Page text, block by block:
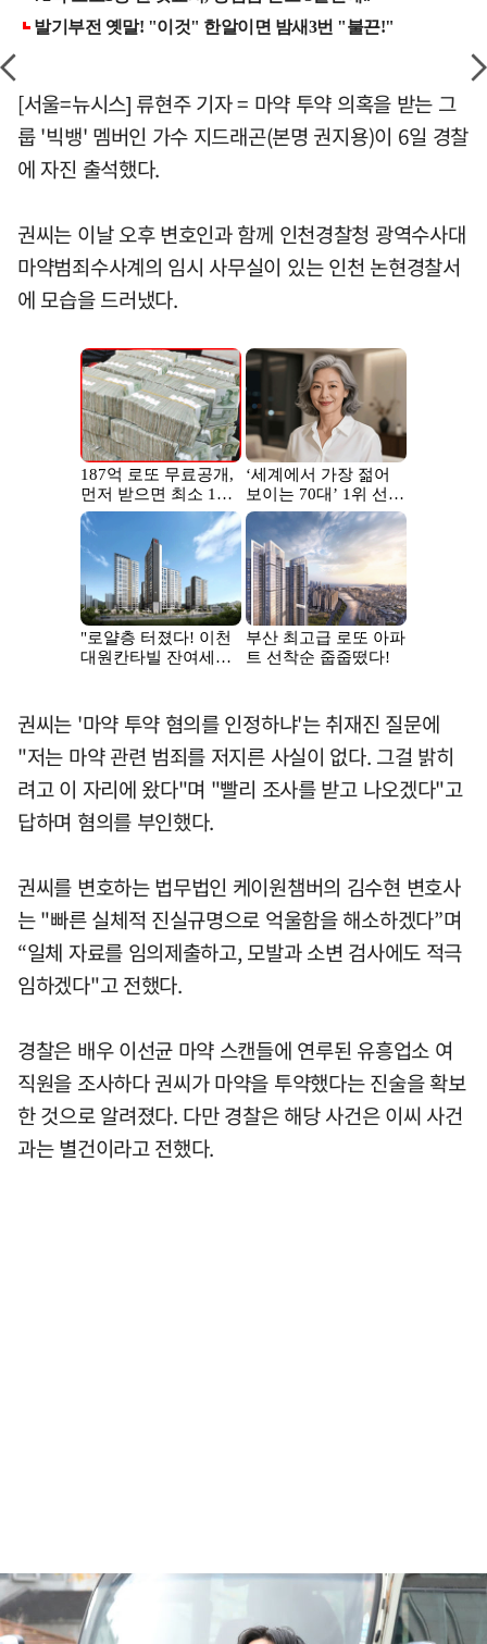
[서울=뉴시스] 류현주 기자 = 마약 투약 의혹을 받는 그
룹 '빅뱅' 멤버인 가수 지드래곤(본명 권지용)이 6일 경찰
에 자진 출석했다.
권씨는 이날 오후 변호인과 함께 인천경찰청 광역수사대
마약범죄수사계의 임시 사무실이 있는 인천 논현경찰서
에 모습을 드러냈다.
권씨는 '마약 투약 혐의를 인정하냐'는 취재진 질문에
"저는 마약 관련 범죄를 저지른 사실이 없다. 그걸 밝히
려고 이 자리에 왔다"며 "빨리 조사를 받고 나오겠다"고
답하며 혐의를 부인했다.
권씨를 변호하는 법무법인 케이원챔버의 김수현 변호사
는 "빠른 실체적 진실규명으로 억울함을 해소하겠다”며
“일체 자료를 임의제출하고, 모발과 소변 검사에도 적극
임하겠다"고 전했다.
경찰은 배우 이선균 마약 스캔들에 연루된 유흥업소 여
직원을 조사하다 권씨가 마약을 투약했다는 진술을 확보
한 것으로 알려졌다. 다만 경찰은 해당 사건은 이씨 사건
과는 별건이라고 전했다.